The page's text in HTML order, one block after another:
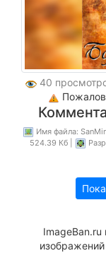
40
Имя файла:
524.39 Кб |